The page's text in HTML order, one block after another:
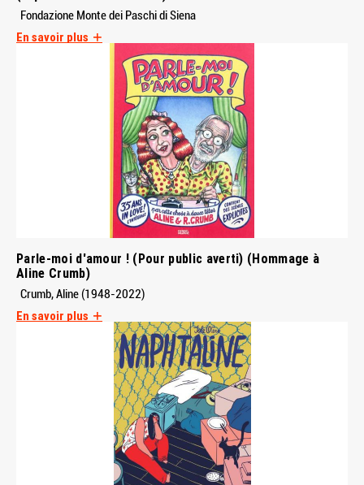
Fondazione Monte dei Paschi di Siena
En savoir plus
Parle-moi d'amour ! (Pour public averti) (Hommage à
Aline Crumb)
Crumb, Aline (1948-2022)
En savoir plus